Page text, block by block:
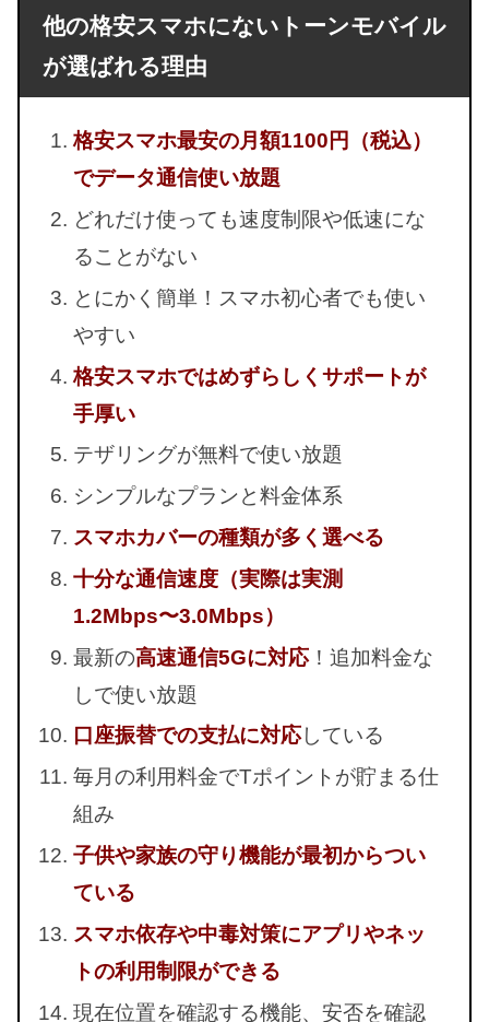
他の格安スマホにないトーンモバイル
が選ばれる理由
格安スマホ最安の月額1100円（税込）
でデータ通信使い放題
どれだけ使っても速度制限や低速にな
ることがない
とにかく簡単！スマホ初心者でも使い
やすい
格安スマホではめずらしくサポートが
手厚い
テザリングが無料で使い放題
シンプルなプランと料金体系
スマホカバーの種類が多く選べる
十分な通信速度（実際は実測
1.2Mbps〜3.0Mbps）
最新の高速通信5Gに対応！追加料金な
しで使い放題
口座振替での支払に対応している
毎月の利用料金でTポイントが貯まる仕
組み
子供や家族の守り機能が最初からつい
ている
スマホ依存や中毒対策にアプリやネッ
トの利用制限ができる
現在位置を確認する機能、安否を確認